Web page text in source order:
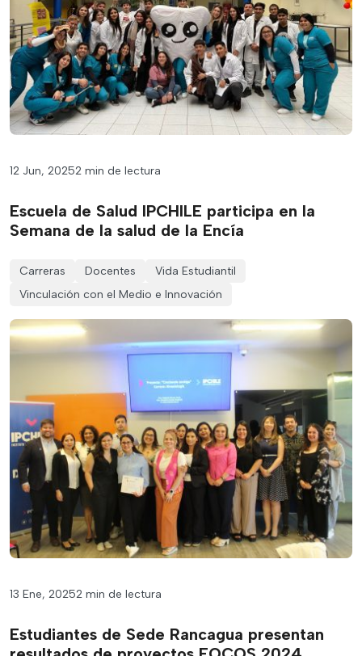
12 Jun, 20252 min de lectura
Escuela de Salud IPCHILE participa en la
Semana de la salud de la Encía
Carreras Docentes
Vida Estudiantil
Vinculación con el Medio e Innovación
13 Ene, 20252 min de lectura
Estudiantes de Sede Rancagua presentan